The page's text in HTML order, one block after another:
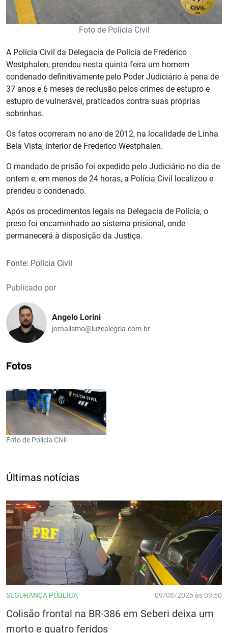
Foto de Polícia Civil
A Polícia Civil da Delegacia de Polícia de Frederico
Westphalen, prendeu nesta quinta-feira um homem
condenado definitivamente pelo Poder Judiciário à pena de
37 anos e 6 meses de reclusão pelos crimes de estupro e
estupro de vulnerável, praticados contra suas próprias
sobrinhas.
Os fatos ocorreram no ano de 2012, na localidade de Linha
Bela Vista, interior de Frederico Westphalen.
O mandado de prisão foi expedido pelo Judiciário no dia de
ontem e, em menos de 24 horas, a Polícia Civil localizou e
prendeu o condenado.
Após os procedimentos legais na Delegacia de Polícia, o
preso foi encaminhado ao sistema prisional, onde
permanecerá à disposição da Justiça.
Fonte: Polícia Civil
Publicado por
Angelo Lorini
jornalismo@luzealegria.com.br
Fotos
Foto de Polícia Civil
Últimas notícias
SEGURANÇA PÚBLICA 09/08/2026 às 09:50
Colisão frontal na BR-386 em Seberi deixa um
morto e quatro feridos